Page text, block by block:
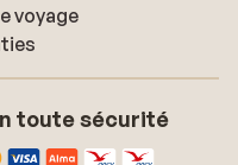
voyage
toute sécurité